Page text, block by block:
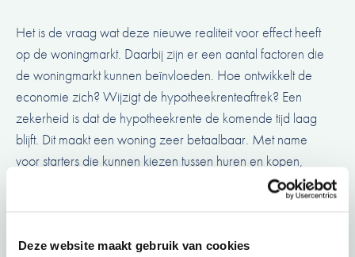
Deze website maakt gebruik van cookies
Het is de vraag wat deze nieuwe realiteit voor effect heeft
op de woningmarkt. Daarbij zijn er een aantal factoren die
de woningmarkt kunnen beïnvloeden. Hoe ontwikkelt de
economie zich? Wijzigt de hypotheekrenteaftrek? Een
zekerheid is dat de hypotheekrente de komende tijd laag
blijft. Dit maakt een woning zeer betaalbaar. Met name
voor starters die kunnen kiezen tussen huren en kopen,
zullen hun eerste stap op de woningmarkt zetten.
nog kwetsbaar.